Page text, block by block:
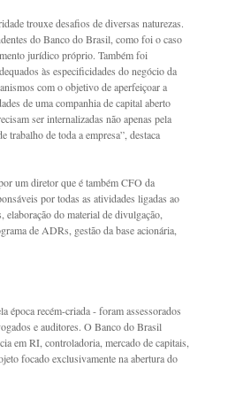
trouxe desafios de diversas naturezas.
do Banco do Brasil, como foi o caso
jurídico próprio. Também foi
às especificidades do negócio da
com o objetivo de aperfeiçoar a
de uma companhia de capital aberto
ser internalizadas não apenas pela
trabalho de toda a empresa”, destaca
um diretor que é também CFO da
por todas as atividades ligadas ao
elaboração do material de divulgação,
de ADRs, gestão da base acionária,
época recém-criada - foram assessorados
e auditores. O Banco do Brasil
em RI, controladoria, mercado de capitais,
focado exclusivamente na abertura do